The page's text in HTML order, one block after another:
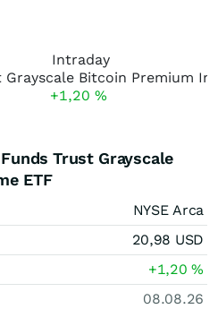
Intraday
+1,20 %
Trust Grayscale
ETF
NYSE Arca
20,98 USD
+1,20%
08.08.26